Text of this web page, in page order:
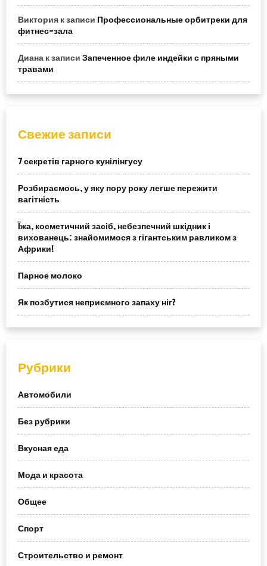
Виктория к записи Профессиональные орбитреки для
фитнес-зала
Диана к записи Запеченное филе индейки с пряными
травами
Свежие записи
7 секретів гарного кунілінгусу
Розбираємось, у яку пору року легше пережити
вагітність
Їжа, косметичний засіб, небезпечний шкідник і
вихованець: знайомимося з гігантським равликом з
Африки!
Парное молоко
Як позбутися неприємного запаху ніг?
Рубрики
Автомобили
Без рубрики
Вкусная еда
Мода и красота
Общее
Спорт
Строительство и ремонт